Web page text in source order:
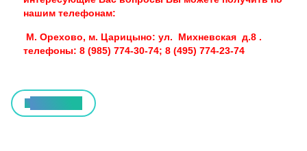
нашим телефонам:
М. Орехово, м. Царицыно: ул. Михневская д.8 .
телефоны: 8 (985) 774-30-74; 8 (495) 774-23-74